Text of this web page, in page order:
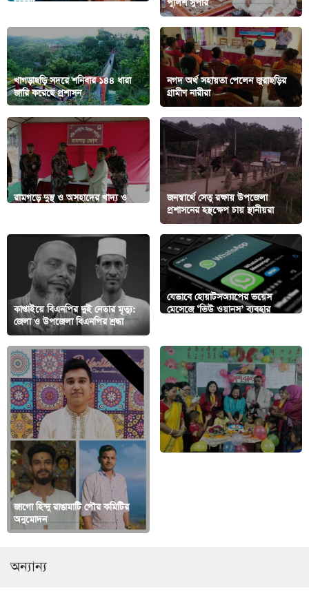
চাকমা
পুলিশ সুপার
খাগড়াছড়ি সদরে শনিবার ১৪৪ ধারা
জারি করেছে প্রশাসন
নগদ অর্থ সহায়তা পেলেন জুরাছড়ির
গ্রামীণ নারীরা
রামগড়ে দুস্থ ও অসহাদের খাদ্য ও
জনস্বার্থে সেতু রক্ষায় উপজেলা
প্রশাসনের হস্থক্ষেপ চায় স্থানীয়রা
কাপ্তাইয়ে বিএনপির দুই নেতার মৃত্যু:
জেলা ও উপজেলা বিএনপির শ্রদ্ধা
যেভাবে হোয়াটসঅ্যাপের ভয়েস
মেসেজে ‘ভিউ ওয়ানস’ ব্যবহার
জাগো হিন্দু রাঙামাটি পৌর কমিটির
অনুমোদন
অন্যান্য